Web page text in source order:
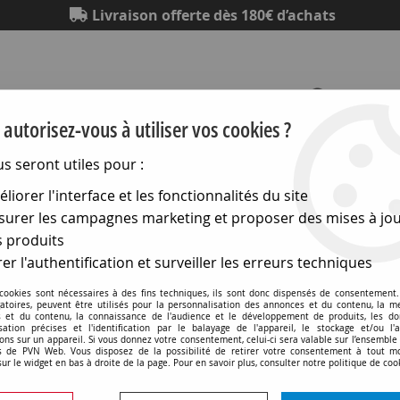
Livraison offerte dès 180€ d’achats
interrupteurs en saillie Dimbler
interrupteurs en saillie Dimbler
Fontini propose ici l’emblème du style rétro :le
La gamme Dimbler recrée ici le charme d’antan
grande polyvalence qui permet de combiner des
manettes et plaques de finition de différentes matières
vous à utiliser vos cookies ?
seront utiles pour :
l'interface et les fonctionnalités du site
les campagnes marketing et proposer des mises à
produits
l'authentification et surveiller les erreurs techniques
sont nécessaires à des fins techniques, ils sont donc dispensés de
peuvent être utilisés pour la personnalisation des annonces et du contenu, la
et du contenu, la connaissance de l'audience et le développement de produits, les
précises et l'identification par le balayage de l'appareil, le stockage et/ou
sur un appareil. Si vous donnez votre consentement, celui-ci sera valable sur l’ensemble
de PVN Web. Vous disposez de la possibilité de retirer votre consentement à tout
le widget en bas à droite de la page. Pour en savoir plus, consulter notre politique de